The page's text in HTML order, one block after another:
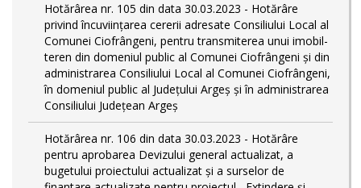
Hotărârea nr. 105 din data 30.03.2023 - Hotărâre
privind încuviințarea cererii adresate Consiliului Local al
Comunei Ciofrângeni, pentru transmiterea unui imobil-
teren din domeniul public al Comunei Ciofrângeni și din
administrarea Consiliului Local al Comunei Ciofrângeni,
în domeniul public al Județului Argeș și în administrarea
Consiliului Județean Argeș
Hotărârea nr. 106 din data 30.03.2023 - Hotărâre
pentru aprobarea Devizului general actualizat, a
bugetului proiectului actualizat și a surselor de